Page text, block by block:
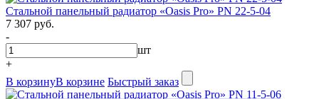
Стальной панельный радиатор «Oasis Pro» PN 22-5-04
7 307 руб.
-
шт
+
В корзинуВ корзине Быстрый заказ